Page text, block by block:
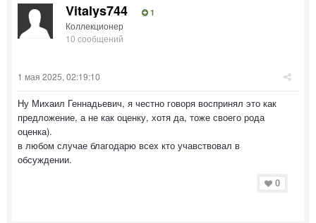
Vitalys744 1
Коллекционер
10 сообщений
1 мая 2025, 02:19:10
Ну Михаил Геннадьевич, я честно говоря воспринял это как
предложение, а не как оценку, хотя да, тоже своего рода
оценка).
в любом случае благодарю всех кто учавствовал в
обсуждении.
0